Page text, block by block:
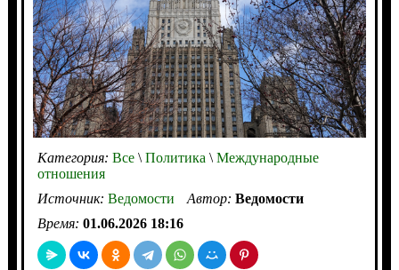
Категория: Все\Политика \Международные
отношения
Источник: Ведомости Автор: Ведомости
Время: 01.06.2026 18:16